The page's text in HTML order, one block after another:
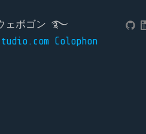
ェボゴン ࿐
Colophon